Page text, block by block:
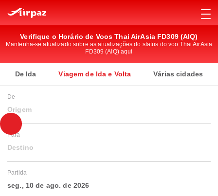
Verifique o Horário de Voos Thai AirAsia FD309 (AIQ)
Mantenha-se atualizado sobre as atualizações do status do voo Thai AirAsia
FD309 (AIQ) aqui
De Ida Viagem de Ida e Volta Várias cidades
De
Origem
Para
Destino
Partida
seg., 10 de ago. de 2026